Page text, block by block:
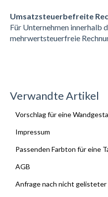
Umsatzsteuerbefreite
Für Unternehmen innerhalb
mehrwertsteuerfreie
Verwandte Artikel
Vorschlag für eine
Impressum
Passenden Farbton für eine
AGB
Anfrage nach nicht gelisteter